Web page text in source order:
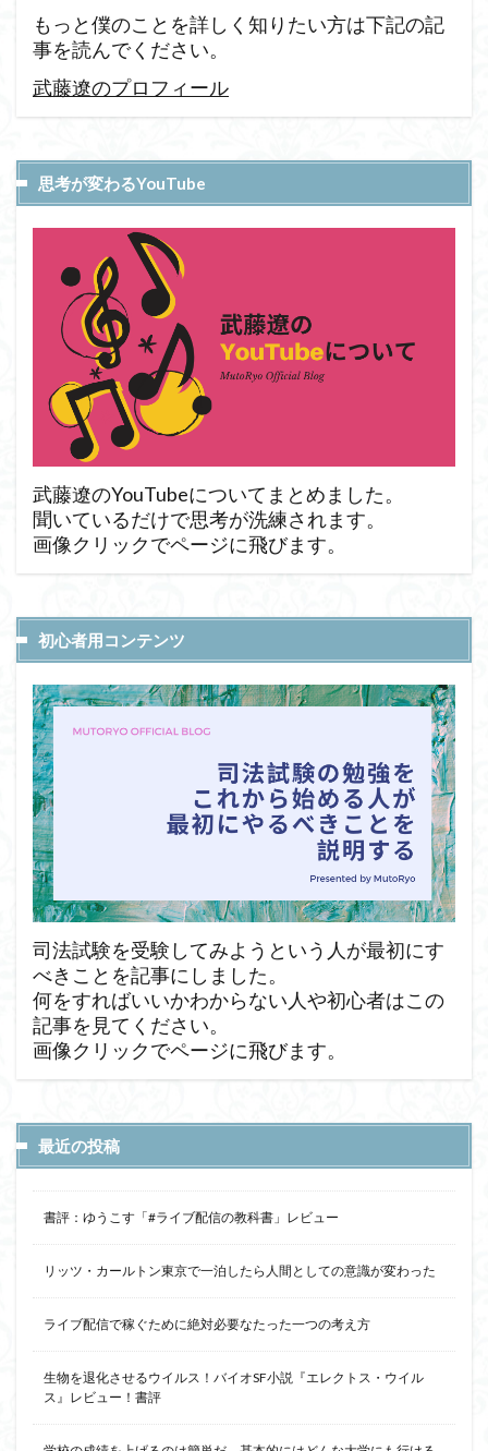
もっと僕のことを詳しく知りたい方は下記の記
事を読んでください。
武藤遼のプロフィール
思考が変わるYouTube
武藤遼のYouTubeについてまとめました。
聞いているだけで思考が洗練されます。
画像クリックでページに飛びます。
初心者用コンテンツ
司法試験を受験してみようという人が最初にす
べきことを記事にしました。
何をすればいいかわからない人や初心者はこの
記事を見てください。
画像クリックでページに飛びます。
最近の投稿
書評：ゆうこす「#ライブ配信の教科書」レビュー
リッツ・カールトン東京で一泊したら人間としての意識が変わった
ライブ配信で稼ぐために絶対必要なたった一つの考え方
生物を退化させるウイルス！バイオSF小説『エレクトス・ウイル
ス』レビュー！書評